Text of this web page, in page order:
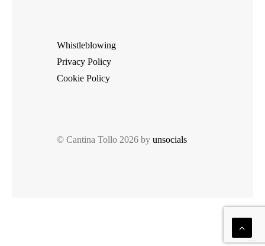
Whistleblowing
Privacy Policy
Cookie Policy
© Cantina Tollo 2026 by unsocials